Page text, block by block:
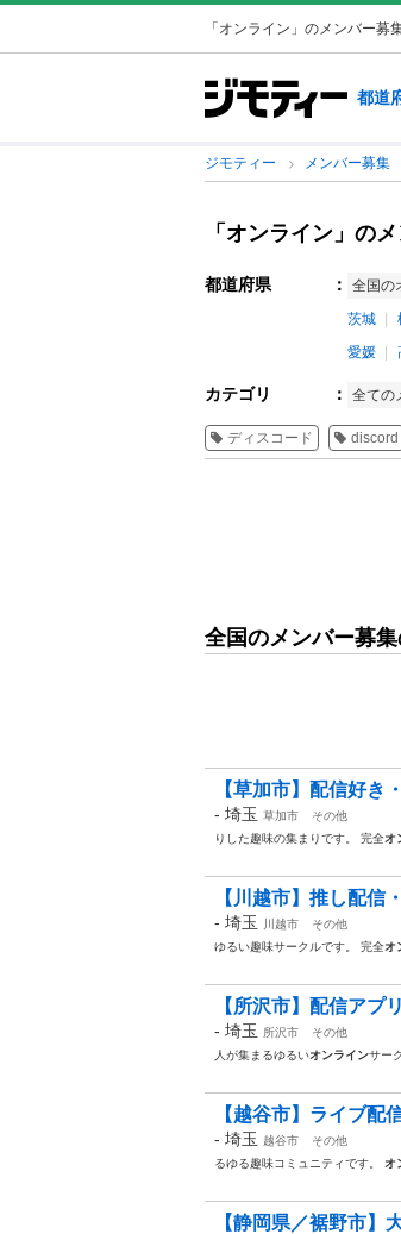
「オンライン」のメンバー募
都道
ジモティー メンバー募集
「オンライン」の
都道府県 ： 全国の
茨城
愛媛
カテゴリ ： 全ての
ディスコード discord
全国のメンバー募
【草加市】配信好き
- 埼玉 草加市
その他
りした趣味の集まりです。 完全オ
【川越市】推し配信
- 埼玉 川越市
その他
ゆるい趣味サークルです。 完全オ
【所沢市】配信アプ
- 埼玉 所沢市
その他
人が集まるゆるいオンラインサー
【越谷市】ライブ配
- 埼玉 越谷市
その他
るゆる趣味コミュニティです。 オ
【静岡県／裾野市】